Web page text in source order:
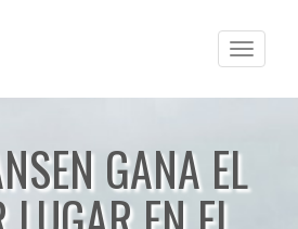
Toggle
GANA EL